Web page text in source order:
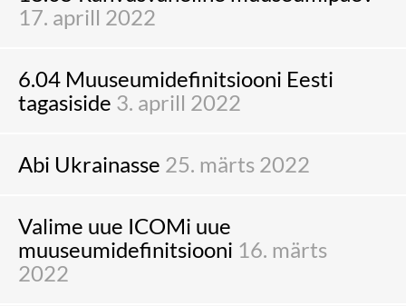
17. aprill 2022
6.04 Muuseumidefinitsiooni Eesti
tagasiside 3. aprill 2022
Abi Ukrainasse 25. märts 2022
Valime uue ICOMi uue
muuseumidefinitsiooni 16. märts
2022